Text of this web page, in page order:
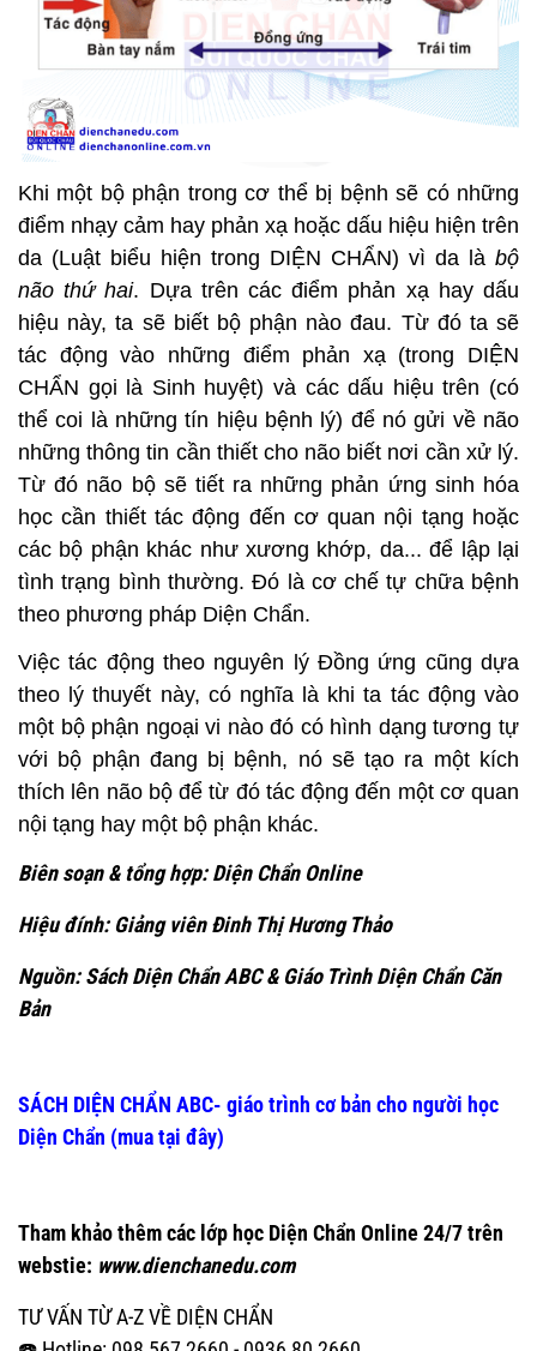
Khi một bộ phận trong cơ thể bị bệnh sẽ có những
điểm nhạy cảm hay phản xạ hoặc dấu hiệu hiện trên
da (Luật biểu hiện trong DIỆN CHẨN) vì da là bộ
não thứ hai. Dựa trên các điểm phản xạ hay dấu
hiệu này, ta sẽ biết bộ phận nào đau. Từ đó ta sẽ
tác động vào những điểm phản xạ (trong DIỆN
CHẨN gọi là Sinh huyệt) và các dấu hiệu trên (có
thể coi là những tín hiệu bệnh lý) để nó gửi về não
những thông tin cần thiết cho não biết nơi cần xử lý.
Từ đó não bộ sẽ tiết ra những phản ứng sinh hóa
học cần thiết tác động đến cơ quan nội tạng hoặc
các bộ phận khác như xương khớp, da... để lập lại
tình trạng bình thường. Đó là cơ chế tự chữa bệnh
theo phương pháp Diện Chẩn.
Việc tác động theo nguyên lý Đồng ứng cũng dựa
theo lý thuyết này, có nghĩa là khi ta tác động vào
một bộ phận ngoại vi nào đó có hình dạng tương tự
với bộ phận đang bị bệnh, nó sẽ tạo ra một kích
thích lên não bộ để từ đó tác động đến một cơ quan
nội tạng hay một bộ phận khác.
Biên soạn & tổng hợp: Diện Chẩn Online
Hiệu đính: Giảng viên Đinh Thị Hương Thảo
Nguồn: Sách Diện Chẩn ABC & Giáo Trình Diện Chẩn Căn
Bản
SÁCH DIỆN CHẨN ABC- giáo trình cơ bản cho người học
Diện Chẩn (mua tại đây)
Tham khảo thêm các lớp học Diện Chẩn Online 24/7 trên
webstie: www.dienchanedu.com
TƯ VẤN TỪ A-Z VỀ DIỆN CHẨN